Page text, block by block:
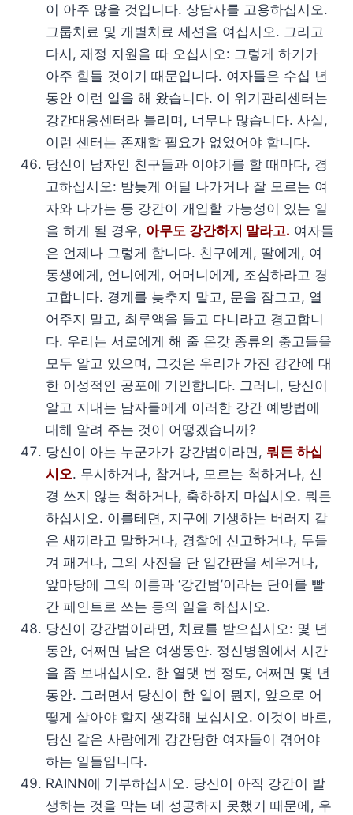
이 아주 많을 것입니다. 상담사를 고용하십시오.
그룹치료 및 개별치료 세션을 여십시오. 그리고
다시, 재정 지원을 따 오십시오: 그렇게 하기가
아주 힘들 것이기 때문입니다. 여자들은 수십 년
동안 이런 일을 해 왔습니다. 이 위기관리센터는
강간대응센터라 불리며, 너무나 많습니다. 사실,
이런 센터는 존재할 필요가 없었어야 합니다.
당신이 남자인 친구들과 이야기를 할 때마다, 경
고하십시오: 밤늦게 어딜 나가거나 잘 모르는 여
자와 나가는 등 강간이 개입할 가능성이 있는 일
을 하게 될 경우, 아무도 강간하지 말라고. 여자들
은 언제나 그렇게 합니다. 친구에게, 딸에게, 여
동생에게, 언니에게, 어머니에게, 조심하라고 경
고합니다. 경계를 늦추지 말고, 문을 잠그고, 열
어주지 말고, 최루액을 들고 다니라고 경고합니
다. 우리는 서로에게 해 줄 온갖 종류의 충고들을
모두 알고 있으며, 그것은 우리가 가진 강간에 대
한 이성적인 공포에 기인합니다. 그러니, 당신이
알고 지내는 남자들에게 이러한 강간 예방법에
대해 알려 주는 것이 어떻겠습니까?
당신이 아는 누군가가 강간범이라면, 뭐든 하십
시오. 무시하거나, 참거나, 모르는 척하거나, 신
경 쓰지 않는 척하거나, 축하하지 마십시오. 뭐든
하십시오. 이를테면, 지구에 기생하는 버러지 같
은 새끼라고 말하거나, 경찰에 신고하거나, 두들
겨 패거나, 그의 사진을 단 입간판을 세우거나,
앞마당에 그의 이름과 ‘강간범’이라는 단어를 빨
간 페인트로 쓰는 등의 일을 하십시오.
당신이 강간범이라면, 치료를 받으십시오: 몇 년
동안, 어쩌면 남은 여생동안. 정신병원에서 시간
을 좀 보내십시오. 한 열댓 번 정도, 어쩌면 몇 년
동안. 그러면서 당신이 한 일이 뭔지, 앞으로 어
떻게 살아야 할지 생각해 보십시오. 이것이 바로,
당신 같은 사람에게 강간당한 여자들이 겪어야
하는 일들입니다.
RAINN에 기부하십시오. 당신이 아직 강간이 발
생하는 것을 막는 데 성공하지 못했기 때문에, 우